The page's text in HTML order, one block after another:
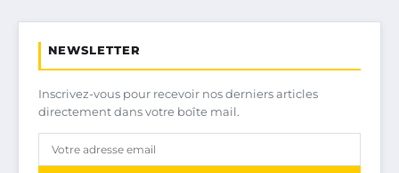
NEWSLETTER
Inscrivez-vous pour recevoir nos derniers articles
directement dans votre boîte mail.